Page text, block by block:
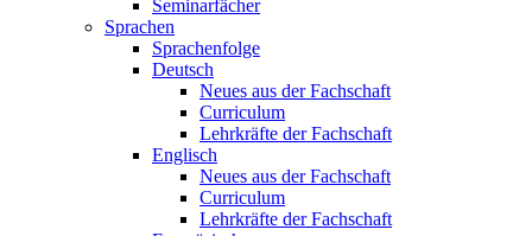
Seminarfächer
Sprachen
Sprachenfolge
Deutsch
Neues aus der Fachschaft
Curriculum
Lehrkräfte der Fachschaft
Englisch
Neues aus der Fachschaft
Curriculum
Lehrkräfte der Fachschaft